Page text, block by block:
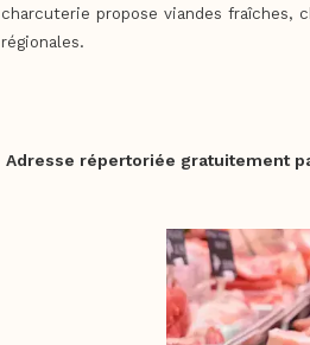
charcuterie propose viandes fraîches,
régionales.
Adresse répertoriée gratuitement